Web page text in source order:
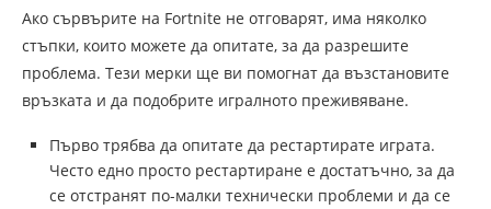
Ако сървърите на Fortnite не отговарят, има няколко
стъпки, които можете да опитате, за да разрешите
проблема. Тези мерки ще ви помогнат да възстановите
връзката и да подобрите игралното преживяване.
Първо трябва да опитате да рестартирате играта.
Често едно просто рестартиране е достатъчно, за да
се отстранят по-малки технически проблеми и да се